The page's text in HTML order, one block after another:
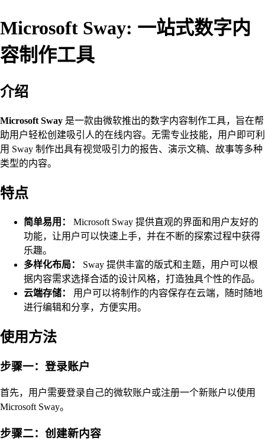
Microsoft Sway: 一站式数字内
容制作工具
介绍
Microsoft Sway 是一款由微软推出的数字内容制作工具，旨在帮
助用户轻松创建吸引人的在线内容。无需专业技能，用户即可利
用 Sway 制作出具有视觉吸引力的报告、演示文稿、故事等多种
类型的内容。
特点
简单易用：
Microsoft Sway 提供直观的界面和用户友好的
功能，让用户可以快速上手，并在不断的探索过程中获得
乐趣。
多样化布局：
Sway 提供丰富的版式和主题，用户可以根
据内容需求选择合适的设计风格，打造独具个性的作品。
云端存储：
用户可以将制作的内容保存在云端，随时随地
进行编辑和分享，方便实用。
使用方法
步骤一：登录账户
首先，用户需要登录自己的微软账户或注册一个新账户以使用
Microsoft Sway。
步骤二：创建新内容